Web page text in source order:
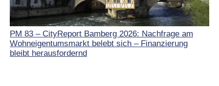
PM 83 – CityReport Bamberg 2026: Nachfrage am
Wohneigentumsmarkt belebt sich – Finanzierung
bleibt herausfordernd